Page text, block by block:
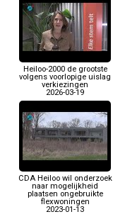
Heiloo-2000 de grootste
volgens voorlopige uislag
verkiezingen
2026-03-19
CDA Heiloo wil onderzoek
naar mogelijkheid
plaatsen ongebruikte
flexwoningen
2023-01-13